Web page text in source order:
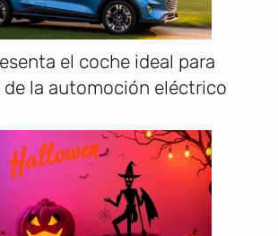
el coche ideal para
de la automoción eléctrico